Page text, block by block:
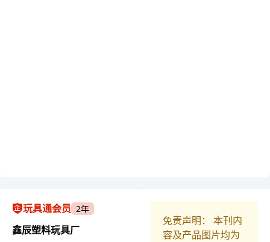
玩具通会员 2年
鑫辰塑料玩具厂
免责声明： 本刊内
容及产品图片均为